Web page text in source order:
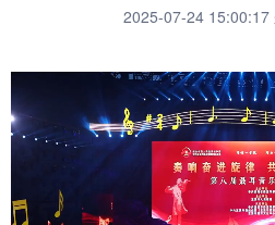
新华社记者看云南 政务
州市
社会
服务
2025-07-24 15:00:17